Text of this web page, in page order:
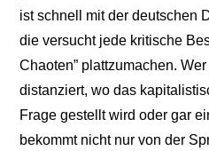
ist schnell mit der deutschen
die versucht jede kritische
Chaoten” plattzumachen.
distanziert, wo das
Frage gestellt wird oder gar
bekommt nicht nur von der